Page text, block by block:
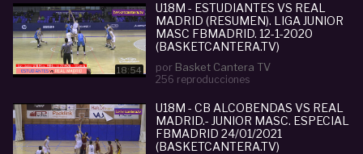
18:54
U18M - ESTUDIANTES VS REAL
MADRID (RESUMEN). LIGA JUNIOR
MASC FBMADRID. 12-1-2020
(BASKETCANTERA.TV)
por Basket Cantera TV
256 reproducciones
U18M - CB ALCOBENDAS VS REAL
MADRID.- JUNIOR MASC. ESPECIAL
FBMADRID 24/01/2021
(BASKETCANTERA.TV)